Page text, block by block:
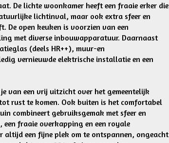
De lichte woonkamer heeft een fraaie erker die
lichtinval, maar ook extra sfeer en
De open keuken is voorzien van een
met diverse inbouwapparatuur. Daarnaast
(deels HR++), muur-en
vernieuwde elektrische installatie en een
van een vrij uitzicht over het gemeentelijk
rust te komen. Ook buiten is het comfortabel
combineert gebruiksgemak met sfeer en
een fraaie overkapping en een royale
altijd een fijne plek om te ontspannen, ongeacht